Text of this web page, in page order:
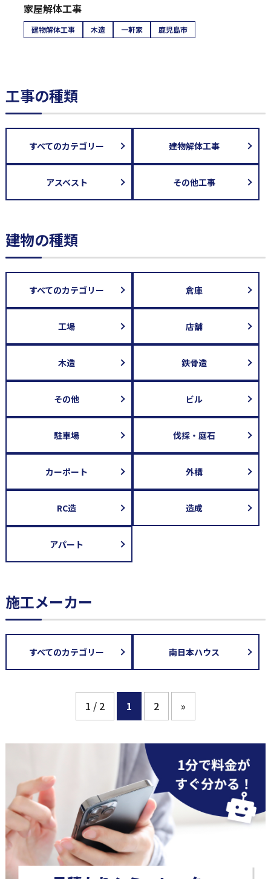
家屋解体工事
建物解体工事 木造 一軒家 鹿児島市
工事の種類
すべてのカテゴリー 建物解体工事
アスベスト その他工事
建物の種類
すべてのカテゴリー 倉庫
工場 店舗
木造 鉄骨造
その他 ビル
駐車場 伐採・庭石
カーポート 外構
RC造 造成
アパート
施工メーカー
すべてのカテゴリー 南日本ハウス
1 / 2 1 2 »